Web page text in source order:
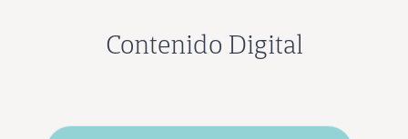
Contenido Digital